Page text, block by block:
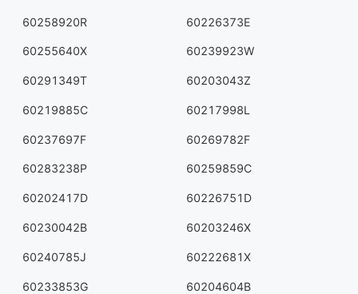
60258920R 60226373E
60255640X 60239923W
60291349T 60203043Z
60219885C 60217998L
60237697F 60269782F
60283238P 60259859C
60202417D 60226751D
60230042B 60203246X
60240785J 60222681X
60233853G 60204604B